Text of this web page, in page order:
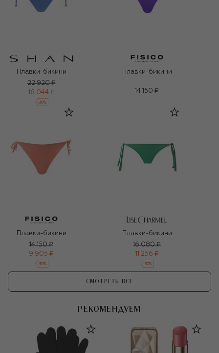
Плавки-бикини
22 920 ₽
16 044 ₽
-30%
Плавки-бикини
14 150 ₽
Плавки-бикини
14 150 ₽
9 905 ₽
-30%
Плавки-бикини
16 080 ₽
11 256 ₽
-30%
СМОТРЕТЬ ВСЕ
РЕКОМЕНДУЕМ